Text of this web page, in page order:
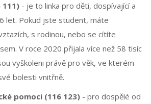
111) - je to linka pro děti, dospívající a
let. Pokud jste student, máte
s rodinou, nebo se cítíte
V roce 2020 přijala více než 58 tisíc
vyškoleni právě pro věk, ve kterém
bolesti vnitřně.
pomoci (116 123) - pro dospělé od